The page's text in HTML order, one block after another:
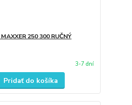
250 300 RUČNÝ
3-7 dní
Pridať do košíka